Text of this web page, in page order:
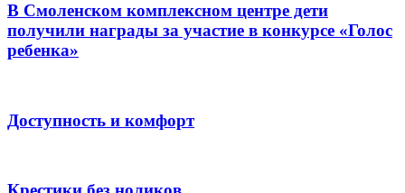
В Смоленском комплексном центре дети
получили награды за участие в конкурсе «Голос
ребенка»
Доступность и комфорт